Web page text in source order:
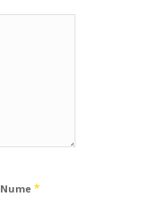
Nume *